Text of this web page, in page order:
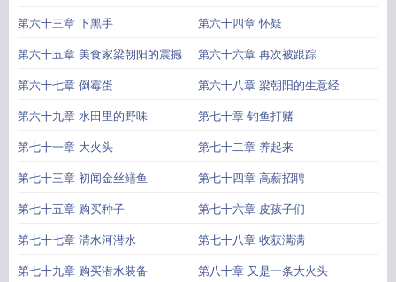
第六十三章 下黑手 第六十四章 怀疑
第六十五章 美食家梁朝阳的震撼 第六十六章 再次被跟踪
第六十七章 倒霉蛋 第六十八章 梁朝阳的生意经
第六十九章 水田里的野味 第七十章 钓鱼打赌
第七十一章 大火头 第七十二章 养起来
第七十三章 初闻金丝鳝鱼 第七十四章 高薪招聘
第七十五章 购买种子 第七十六章 皮孩子们
第七十七章 清水河潜水 第七十八章 收获满满
第七十九章 购买潜水装备 第八十章 又是一条大火头